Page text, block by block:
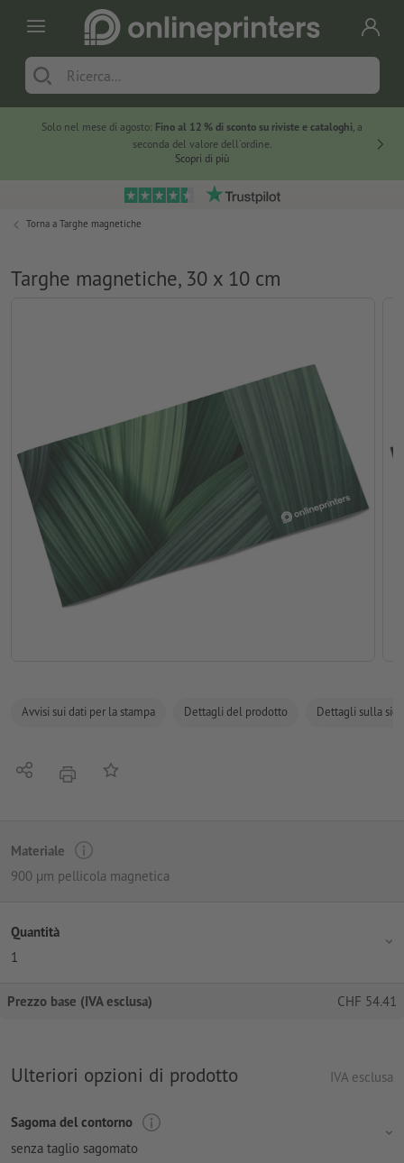
Solo nel mese di agosto: Fino al 12 % di sconto su riviste e cataloghi, a
seconda del valore dell'ordine.
Scopri di più
Torna a Targhe magnetiche
Targhe magnetiche, 30 x 10 cm
Avvisi sui dati per la stampa Dettagli del prodotto Dettagli sulla
Condividistamparealla lista preferiti
Materiale
900 µm pellicola magnetica
Quantità
1
Prezzo base (IVA esclusa) CHF 54.41
Ulteriori opzioni di prodotto IVA esclusa
Sagoma del contorno
senza taglio sagomato